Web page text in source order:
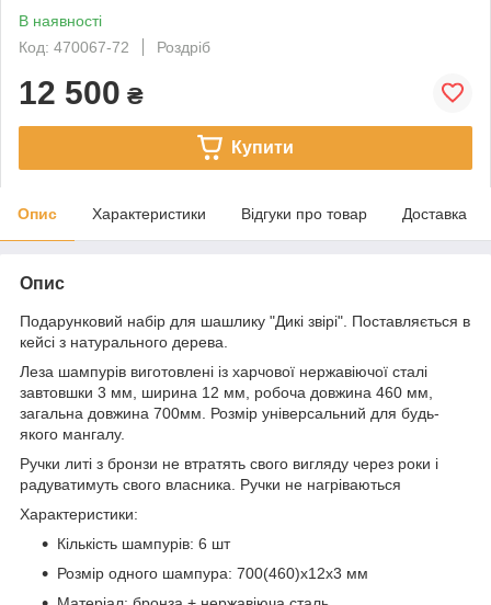
В наявності
Код: 470067-72
Роздріб
12 500 ₴
Купити
Опис Характеристики Відгуки про товар Доставка
Опис
Подарунковий набір для шашлику "Дикі звірі". Поставляється в
кейсі з натурального дерева.
Леза шампурів виготовлені із харчової нержавіючої сталі
завтовшки 3 мм, ширина 12 мм, робоча довжина 460 мм,
загальна довжина 700мм. Розмір універсальний для будь-
якого мангалу.
Ручки литі з бронзи не втратять свого вигляду через роки і
радуватимуть свого власника. Ручки не нагріваються
Характеристики:
Кількість шампурів: 6 шт
Розмір одного шампура: 700(460)х12х3 мм